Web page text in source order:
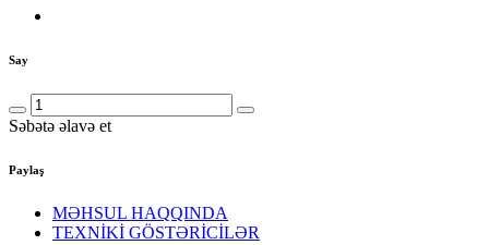
Say
Səbətə əlavə et
Paylaş
MƏHSUL HAQQINDA
TEXNİKİ GÖSTƏRİCİLƏR